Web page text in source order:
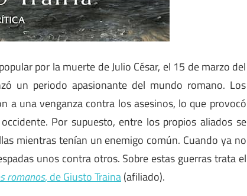
por la muerte de Julio César, el 15 de marzo del
un periodo apasionante del mundo romano. Los
a una venganza contra los asesinos, lo que provocó
Por supuesto, entre los propios aliados se
mientras tenían un enemigo común. Cuando ya no
unos contra otros. Sobre estas guerras trata el
romanos, de Giusto Traina(afiliado).